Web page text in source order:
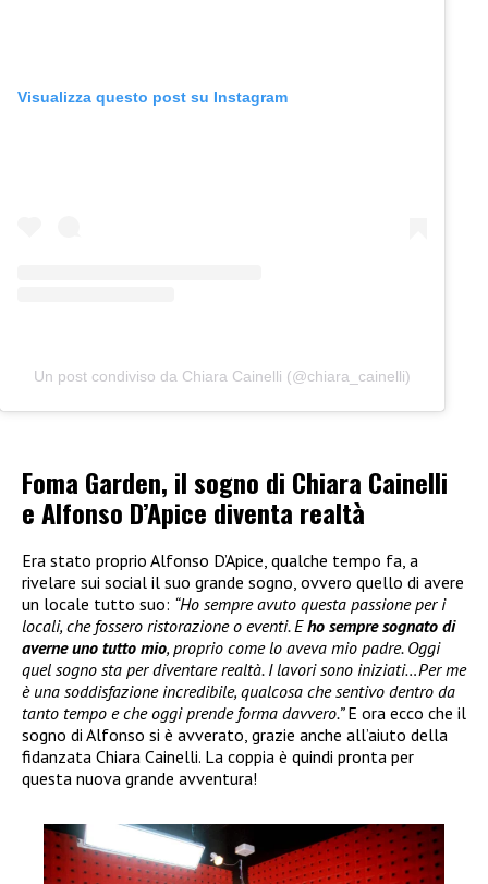
Visualizza questo post su Instagram
Un post condiviso da Chiara Cainelli (@chiara_cainelli)
Foma Garden, il sogno di Chiara Cainelli
e Alfonso D’Apice diventa realtà
Era stato proprio Alfonso D’Apice, qualche tempo fa, a
rivelare sui social il suo grande sogno, ovvero quello di avere
un locale tutto suo: “Ho sempre avuto questa passione per i
locali, che fossero ristorazione o eventi. Eho sempre sognato di
averne uno tutto mio, proprio come lo aveva mio padre. Oggi
quel sogno sta per diventare realtà. I lavori sono iniziati…Per me
è una soddisfazione incredibile, qualcosa che sentivo dentro da
tanto tempo e che oggi prende forma davvero.”E ora ecco che il
sogno di Alfonso si è avverato, grazie anche all’aiuto della
fidanzata Chiara Cainelli. La coppia è quindi pronta per
questa nuova grande avventura!